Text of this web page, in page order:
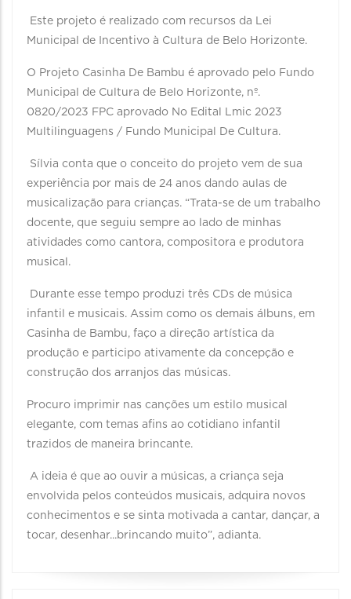
Este projeto é realizado com recursos da Lei
Municipal de Incentivo à Cultura de Belo Horizonte.
O Projeto Casinha De Bambu é aprovado pelo Fundo
Municipal de Cultura de Belo Horizonte, nº.
0820/2023 FPC aprovado No Edital Lmic 2023
Multilinguagens / Fundo Municipal De Cultura.
Sílvia conta que o conceito do projeto vem de sua
experiência por mais de 24 anos dando aulas de
musicalização para crianças. “Trata-se de um trabalho
docente, que seguiu sempre ao lado de minhas
atividades como cantora, compositora e produtora
musical.
Durante esse tempo produzi três CDs de música
infantil e musicais. Assim como os demais álbuns, em
Casinha de Bambu, faço a direção artística da
produção e participo ativamente da concepção e
construção dos arranjos das músicas.
Procuro imprimir nas canções um estilo musical
elegante, com temas afins ao cotidiano infantil
trazidos de maneira brincante.
A ideia é que ao ouvir a músicas, a criança seja
envolvida pelos conteúdos musicais, adquira novos
conhecimentos e se sinta motivada a cantar, dançar, a
tocar, desenhar...brincando muito”, adianta.